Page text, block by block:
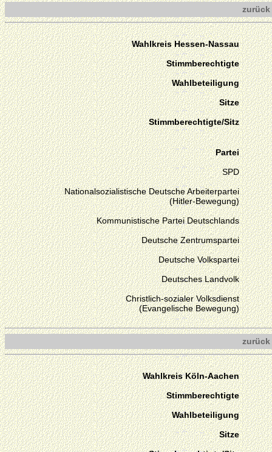
zurück
Wahlkreis Hessen-Nassau
Stimmberechtigte
Wahlbeteiligung
Sitze
Stimmberechtigte/Sitz
Partei
SPD
Nationalsozialistische Deutsche Arbeiterpartei
(Hitler-Bewegung)
Kommunistische Partei Deutschlands
Deutsche Zentrumspartei
Deutsche Volkspartei
Deutsches Landvolk
Christlich-sozialer Volksdienst
(Evangelische Bewegung)
zurück
Wahlkreis Köln-Aachen
Stimmberechtigte
Wahlbeteiligung
Sitze